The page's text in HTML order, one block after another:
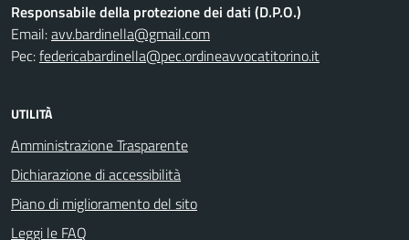
Responsabile della protezione dei dati (D.P.O.)
Email:avv.bardinella@gmail.com
Pec:federicabardinella@pec.ordineavvocatitorino.it
UTILITÀ
Amministrazione Trasparente
Dichiarazione di accessibilità
Piano di miglioramento del sito
Leggi le FAQ